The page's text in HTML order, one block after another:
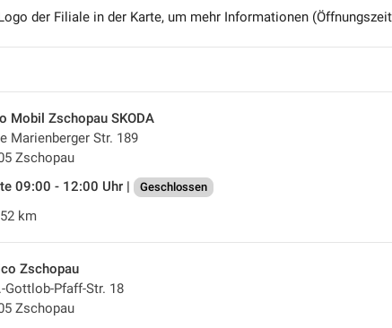
der Filiale in der Karte, um mehr Informationen
Mobil Zschopau SKODA
Marienberger Str. 189
Zschopau
09:00 - 12:00 Uhr |
Geschlossen
km
Zschopau
Gottlob-Pfaff-Str. 18
Zschopau